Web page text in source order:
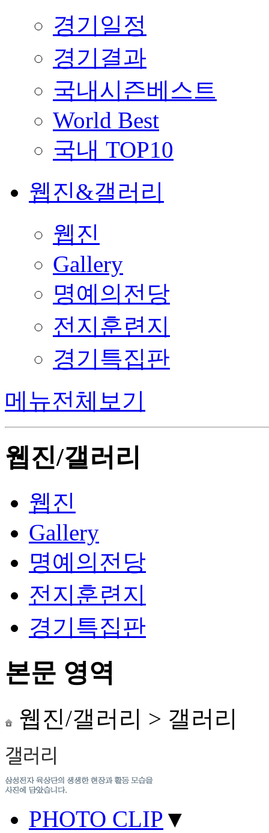
경기일정
경기결과
국내시즌베스트
World Best
국내 TOP10
웹진&갤러리
웹진
Gallery
명예의전당
전지훈련지
경기특집판
메뉴전체보기
웹진/갤러리
웹진
Gallery
명예의전당
전지훈련지
경기특집판
본문 영역
웹진/갤러리 > 갤러리
PHOTO CLIP ▼